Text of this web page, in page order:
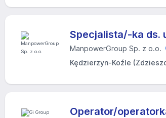
Specjalista/-ka ds.
ManpowerGroup Sp. z o.o.
Kędzierzyn-Koźle
Operator/